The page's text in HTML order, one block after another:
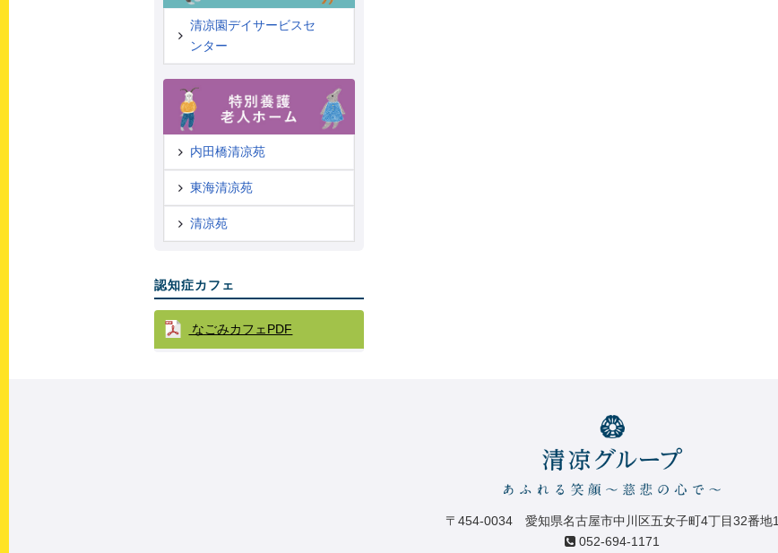
清凉園デイサービスセ
ンター
内田橋清凉苑
東海清凉苑
清凉苑
認知症カフェ
なごみカフェPDF
〒454-0034 愛知県名古屋市中川区五女子町4丁目32番地1
052-694-1171